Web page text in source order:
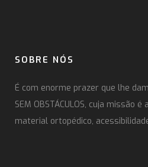
SOBRE NÓS
É com enorme prazer que lhe
SEM OBSTÁCULOS, cuja missão
material ortopédico,